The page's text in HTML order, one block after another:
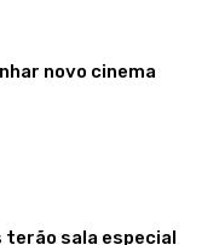
novo cinema
terão sala especial